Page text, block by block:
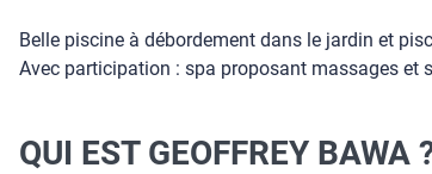
Belle piscine à débordement dans le jardin et
Avec participation : spa proposant massages et
QUI EST GEOFFREY BAWA